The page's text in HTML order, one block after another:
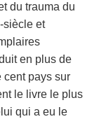
du trauma du
siècle et
en plus de
cent pays sur
le livre le plus
qui a eu le